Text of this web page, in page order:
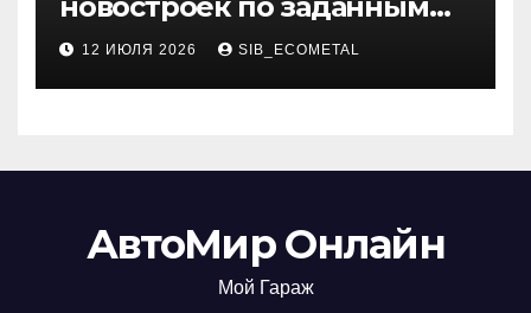
критериям
12 ИЮЛЯ 2026 SIB_ECOMETAL
АвтоМир Онлайн
Мой Гараж